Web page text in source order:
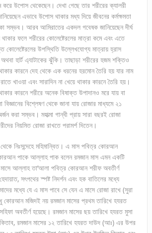
করে উপোস থেকেছেন। দেখা গেছে তার শরীরের ক্যালরী
এভাবে উপোস থাকার মধ্য দিয়ে জীবনের কর্মক্ষমতা
সম্ভব। আরব আমিরাতের একদল গবেষক জানিয়েছেন দীর্ঘ
ফলে শরীরের কোলেষ্টেরলের মাত্রা কমে এবং এতে
কোলেষ্টেরলের উপস্থিতি উল্লেখযোগ্য মাত্রায় হ্রাস
হার্ট এ্যাটাকের ঝুঁকি। তাছাড়া শরীরের হজম শক্তিও
কারনে দেহ থেকে এক ধরনের হরমোন তৈরি হয় যার নাম
খাওয়া এবং সারাদিন না খেয়ে থাকার কারনে তৈরি হয়।
কারনে শরীরে অনেক বিষাক্ত উপাদানও মরে যায় বা
বিজ্ঞানের বিশ্লেষণ থেকে জানা যায় রোজার মাধ্যমে ২১
করা সম্ভব। মহাত্মা গান্ধী প্রায় সারা বছরই রোজা
নিয়মিত রোজা রাখতে পরামর্শ দিতেন।
নিঃসন্দেহে মহিমান্বিত। এ মাস পবিত্র কোরআন
পাকে আল্লাহ পাক বলেন রমজান মাস এমন একটি
আল্লাহ তা’আলা পবিত্র কোরআন শরীফ অবতীর্ণ
সৎপথের স্পষ্ট নিদর্শন এবং হক বাতিলের মধ্যে
মধ্যে যে এ মাস পাবে সে যেন এ মাসে রোজা রাখে (সুরা
মজিদই নয় রমজান মাসের প্রথম তারিখে হযরত
অবতীর্ণ হয়েছে। রমজান মাসের ছয় তারিখে হযরত মুসা
রমজান মাসের ১২ তারিখে হযরত দাউদ (আঃ) এর উপর